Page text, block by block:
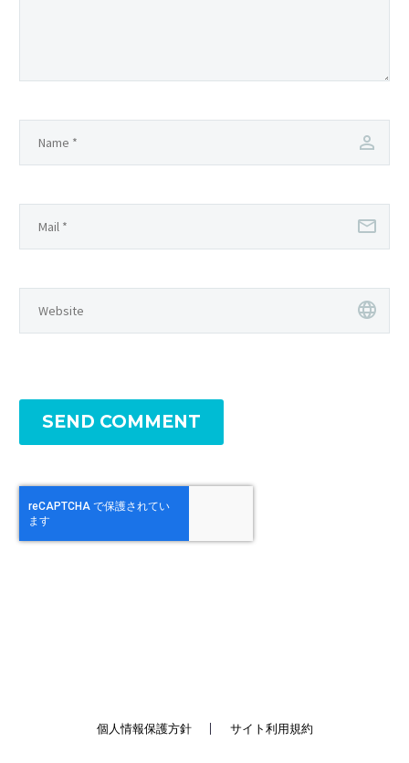
SEND COMMENT
個人情報保護方針 サイト利用規約